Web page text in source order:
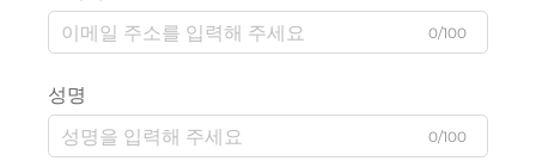
0/100
성명
0/100